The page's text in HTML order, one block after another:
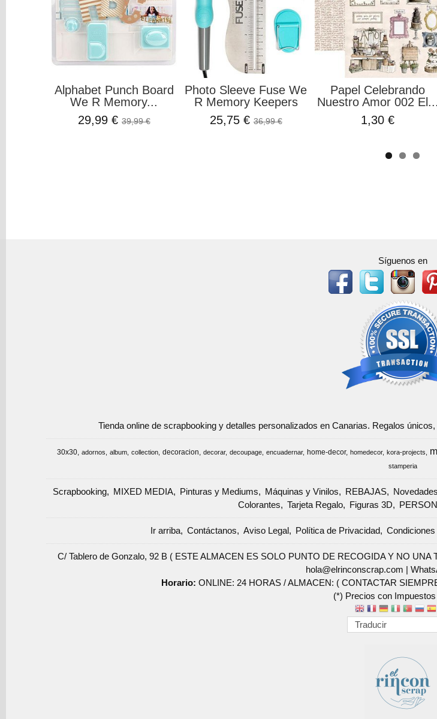
está
vacío
Sociales
Instagram
Alphabet Punch Board
We R Memory...
29,99 € 39,99 €
Photo Sleeve Fuse We
R Memory Keepers
25,75 € 36,99 €
Papel Celebrando
Nuestro Amor 002 El...
1,30 €
Síguenos en
Tienda online de scrapbooking y detalles personalizados en Canarias. Regalos
30x30 adornos album collection decoracion decorar decoupage encuadernar home-decor homedecor kora-projects
stamperia
Scrapbooking MIXED MEDIA Pinturas y Mediums Máquinas y Vinilos REBAJAS Novedades
Colorantes
Tarjeta Regalo Figuras 3D
Ir arriba Contáctanos Aviso Legal Política de Privacidad
C/ Tablero de Gonzalo, 92 B ( ESTE ALMACEN ES SOLO PUNTO DE RECOGIDA Y NO
hola@elrinconscrap.com |
Horario:ONLINE: 24 HORAS / ALMACEN: ( CONTACTAR
(*) Precios con